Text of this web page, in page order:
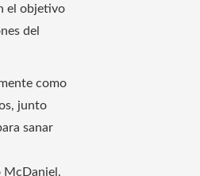
el objetivo
del
como
junto
sanar
McDaniel.